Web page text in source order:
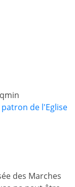
de l'Eglise
des Marches